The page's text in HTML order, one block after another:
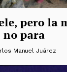
pero la
no para
Manuel Juárez